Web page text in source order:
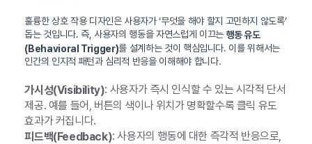
훌륭한 상호 작용 디자인은 사용자가 ‘무엇을 해야 할지 고민하지 않도록’
돕는 것입니다. 즉, 사용자의 행동을 자연스럽게 이끄는 행동 유도
(Behavioral Trigger)를 설계하는 것이 핵심입니다. 이를 위해서는
인간의 인지적 패턴과 심리적 반응을 이해해야 합니다.
가시성(Visibility): 사용자가 즉시 인식할 수 있는 시각적 단서
제공. 예를 들어, 버튼의 색이나 위치가 명확할수록 클릭 유도
효과가 커집니다.
피드백(Feedback): 사용자의 행동에 대한 즉각적 반응으로,